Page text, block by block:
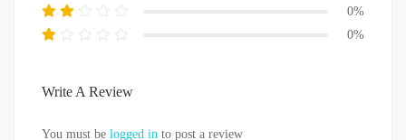
0%
0%
Write A Review
You must be logged in to post a review